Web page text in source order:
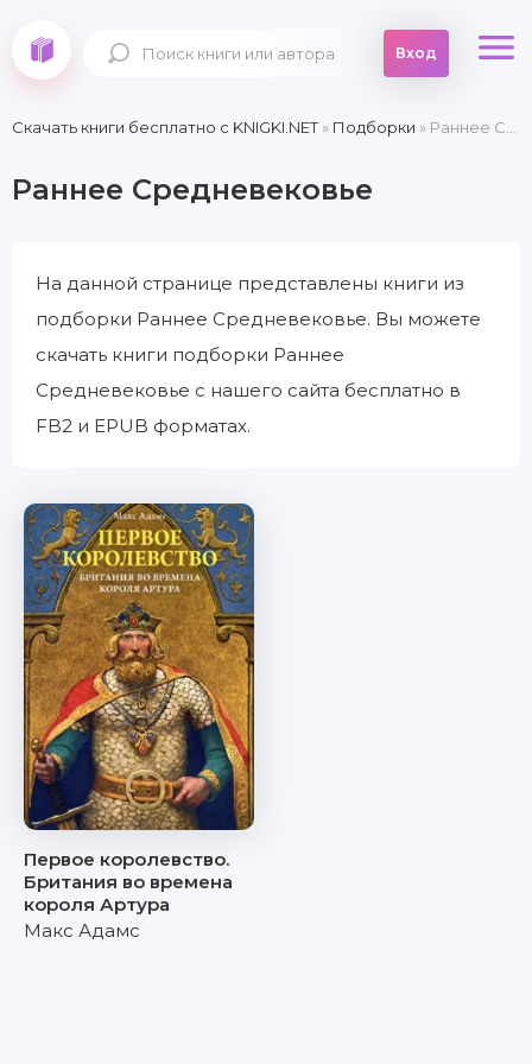
Вход
Скачать книги бесплатно c KNIGKI.NET» Подборки » Раннее Средневековье
Раннее Средневековье
На данной странице представлены книги из
подборки Раннее Средневековье. Вы можете
скачать книги подборки Раннее
Средневековье с нашего сайта бесплатно в
FB2 и EPUB форматах.
Первое королевство.
Британия во времена
короля Артура
Макс Адамс